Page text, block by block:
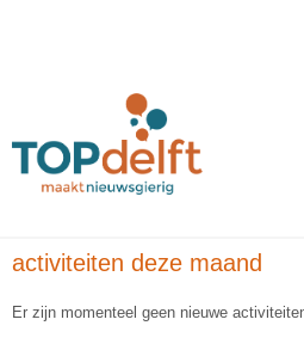
activiteiten
activiteiten deze maand
Er zijn momenteel geen nieuwe